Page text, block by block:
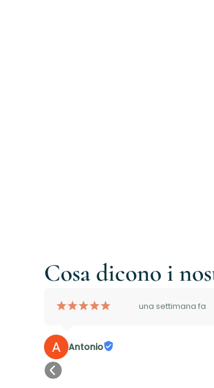
Cosa dicono i
¡¡¡¡¡ una settimana fa
Antonio